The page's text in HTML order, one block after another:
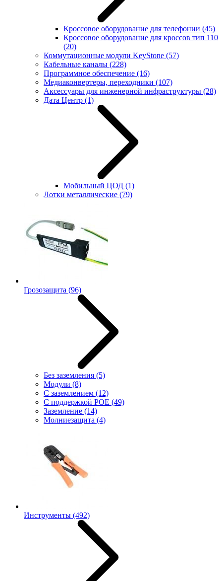
Кроссовое оборудование для телефонии (45)
Кроссовое оборудование для кроссов тип 110
(20)
Коммутационные модули KeyStone (57)
Кабельные каналы (228)
Программное обеспечение (16)
Медиаконвертеры, переходники (107)
Аксессуары для инженерной инфраструктуры (28)
Дата Центр (1)
Мобильный ЦОД (1)
Лотки металлические (79)
Грозозащита (96)
Без заземления (5)
Модули (8)
С заземлением (12)
С поддержкой POE (49)
Заземление (14)
Молниезащита (4)
Инструменты (492)